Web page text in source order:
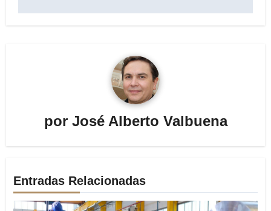
por José Alberto Valbuena
Entradas Relacionadas